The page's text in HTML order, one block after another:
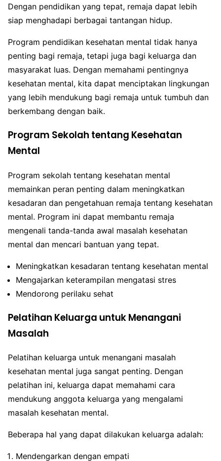
Dengan pendidikan yang tepat, remaja dapat lebih
siap menghadapi berbagai tantangan hidup.
Program pendidikan kesehatan mental tidak hanya
penting bagi remaja, tetapi juga bagi keluarga dan
masyarakat luas. Dengan memahami pentingnya
kesehatan mental, kita dapat menciptakan lingkungan
yang lebih mendukung bagi remaja untuk tumbuh dan
berkembang dengan baik.
Program Sekolah tentang Kesehatan
Mental
Program sekolah tentang kesehatan mental
memainkan peran penting dalam meningkatkan
kesadaran dan pengetahuan remaja tentang kesehatan
mental. Program ini dapat membantu remaja
mengenali tanda-tanda awal masalah kesehatan
mental dan mencari bantuan yang tepat.
Meningkatkan kesadaran tentang kesehatan mental
Mengajarkan keterampilan mengatasi stres
Mendorong perilaku sehat
Pelatihan Keluarga untuk Menangani
Masalah
Pelatihan keluarga untuk menangani masalah
kesehatan mental juga sangat penting. Dengan
pelatihan ini, keluarga dapat memahami cara
mendukung anggota keluarga yang mengalami
masalah kesehatan mental.
Beberapa hal yang dapat dilakukan keluarga adalah:
Mendengarkan dengan empati